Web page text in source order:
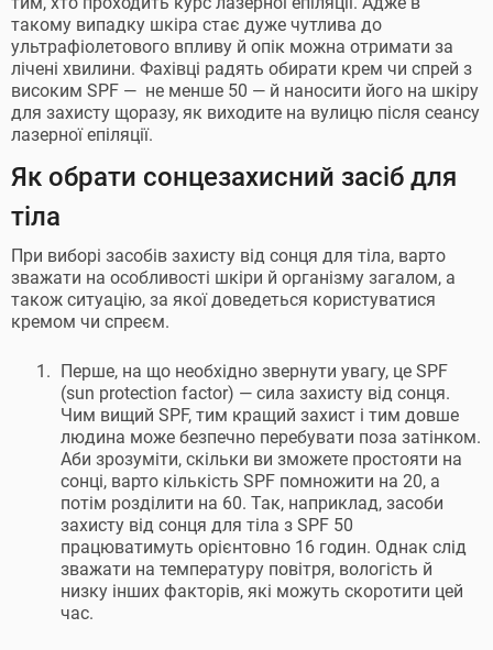
такому випадку шкіра стає дуже чутлива до
ультрафіолетового впливу й опік можна отримати за
лічені хвилини. Фахівці радять обирати крем чи спрей з
високим SPF — не менше 50 — й наносити його на шкіру
для захисту щоразу, як виходите на вулицю після сеансу
лазерної епіляції.
Як обрати сонцезахисний засіб для
тіла
При виборі засобів захисту від сонця для тіла, варто
зважати на особливості шкіри й організму загалом, а
також ситуацію, за якої доведеться користуватися
кремом чи спреєм.
Перше, на що необхідно звернути увагу, це SPF
(sun protection factor) — сила захисту від сонця.
Чим вищий SPF, тим кращий захист і тим довше
людина може безпечно перебувати поза затінком.
Аби зрозуміти, скільки ви зможете простояти на
сонці, варто кількість SPF помножити на 20, а
потім розділити на 60. Так, наприклад, засоби
захисту від сонця для тіла з SPF 50
працюватимуть орієнтовно 16 годин. Однак слід
зважати на температуру повітря, вологість й
низку інших факторів, які можуть скоротити цей
час.